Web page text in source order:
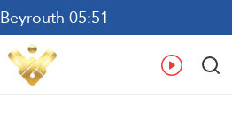
Beyrouth 05:51
ع